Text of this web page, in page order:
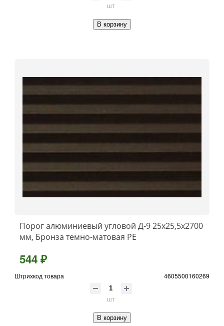
шт
В корзину
Порог алюминиевый угловой Д-9 25x25,5x2700
мм, Бронза темно-матовая РЕ
544 ₽
Штрихкод товара 4605500160269
шт
В корзину